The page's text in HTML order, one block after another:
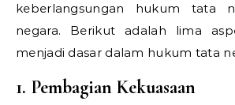
keberlangsungan hukum tata
negara. Berikut adalah lima
menjadi dasar dalam hukum tata
1. Pembagian Kekuasaan